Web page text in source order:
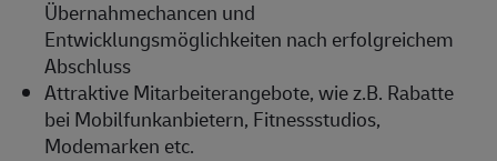
Übernahmechancen und
Entwicklungsmöglichkeiten nach erfolgreichem
Abschluss
Attraktive Mitarbeiterangebote, wie z.B. Rabatte
bei Mobilfunkanbietern, Fitnessstudios,
Modemarken etc.